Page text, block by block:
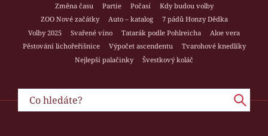
Změna času
Partie Počasí
Kdy budou volby
ZOO Nové začátky
Auto – katalog
7 pádů Honzy Dědka
Volby 2025
Svařené víno Tatarák podle Pohlreicha
Aloe vera
Pěstování lichořeřišnice
Výpočet ascendentu
Tvarohové knedlíky
Nejlepší palačinky
Švestkový koláč